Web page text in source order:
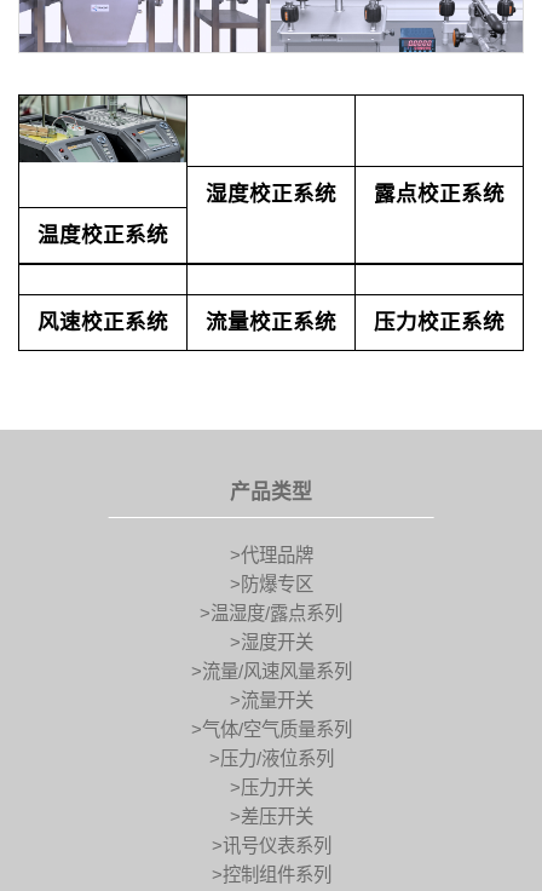
温度校正系统
湿度校正系统 露点校正系统
风速校正系统 流量校正系统 压力校正系统
产品类型
>代理品牌
>防爆专区
>温湿度/露点系列
>湿度开关
>流量/风速风量系列
>流量开关
>气体/空气质量系列
>压力/液位系列
>压力开关
>差压开关
>讯号仪表系列
>控制组件系列